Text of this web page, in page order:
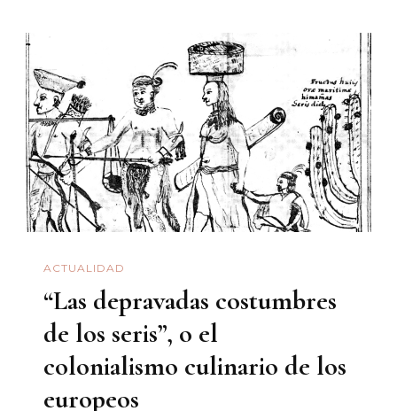
País,
Siquiera
Sonora:
La
Carrera
Global
De
Muy
Su
ACTUALIDAD
“Las depravadas costumbres
de los seris”, o el
colonialismo culinario de los
europeos